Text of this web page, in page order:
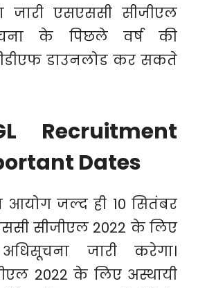
जारी एसएससी सीजीएल
के पिछले वर्ष की
डाउनलोड कर सकते
Recruitment
Dates
आयोग जल्द ही 10 सितंबर
सीजीएल 2022 के लिए
जारी करेगा।
2022 के लिए अस्थायी